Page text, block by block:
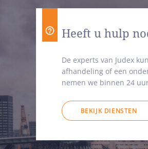
Heeft u hulp
De experts van Judex
afhandeling of een
nemen we binnen 24
BEKIJK DIENSTEN